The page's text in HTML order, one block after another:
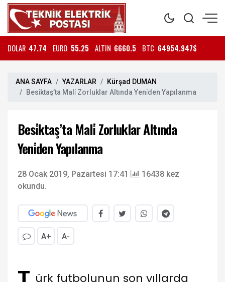
DOLAR 47.74 EURO 55.25 ALTIN 6660.5 BTC 64954.947$
ANA SAYFA YAZARLAR
Kürşad DUMAN
Besi̇ktaş’ta Mali̇ Zorluklar Altında Yeni̇den Yapılanma
Besi̇ktaş’ta Mali̇ Zorluklar Altında
Yeni̇den Yapılanma
28 Ocak 2019, Pazartesi 17:41
16438 kez
okundu.
A+ A-
ürk futbolunun son yıllarda